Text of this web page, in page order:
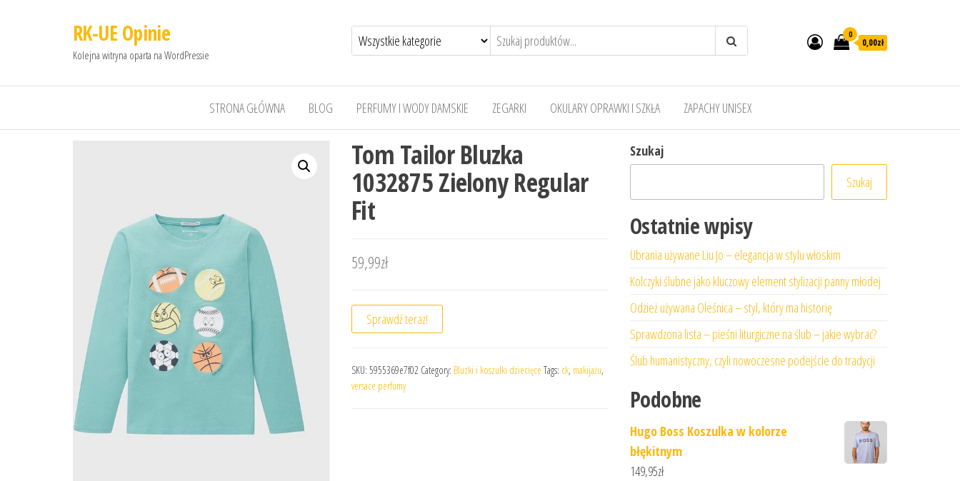
RK-UE Opinie
Kolejna witryna oparta na WordPressie
0
0,00zł
STRONA GŁÓWNA BLOG PERFUMY I WODY DAMSKIE ZEGARKI OKULARY OPRAWKI I SZKŁA ZAPACHY UNISEX
Tom Tailor Bluzka
1032875 Zielony Regular
Fit
59,99zł
Sprawdź teraz!
SKU: 5955369e7f02 Category: Bluzki i koszulki dziecięce Tags: ck, makijażu,
versace perfumy
Szukaj
Szukaj
Ostatnie wpisy
Ubrania używane Liu Jo – elegancja w stylu włoskim
Kolczyki ślubne jako kluczowy element stylizacji panny młodej
Odzież używana Oleśnica – styl, który ma historię
Sprawdzona lista – pieśni liturgiczne na ślub – jakie wybrać?
Ślub humanistyczny, czyli nowoczesne podejście do tradycji
Podobne
Hugo Boss Koszulka w kolorze
błękitnym
149,95zł